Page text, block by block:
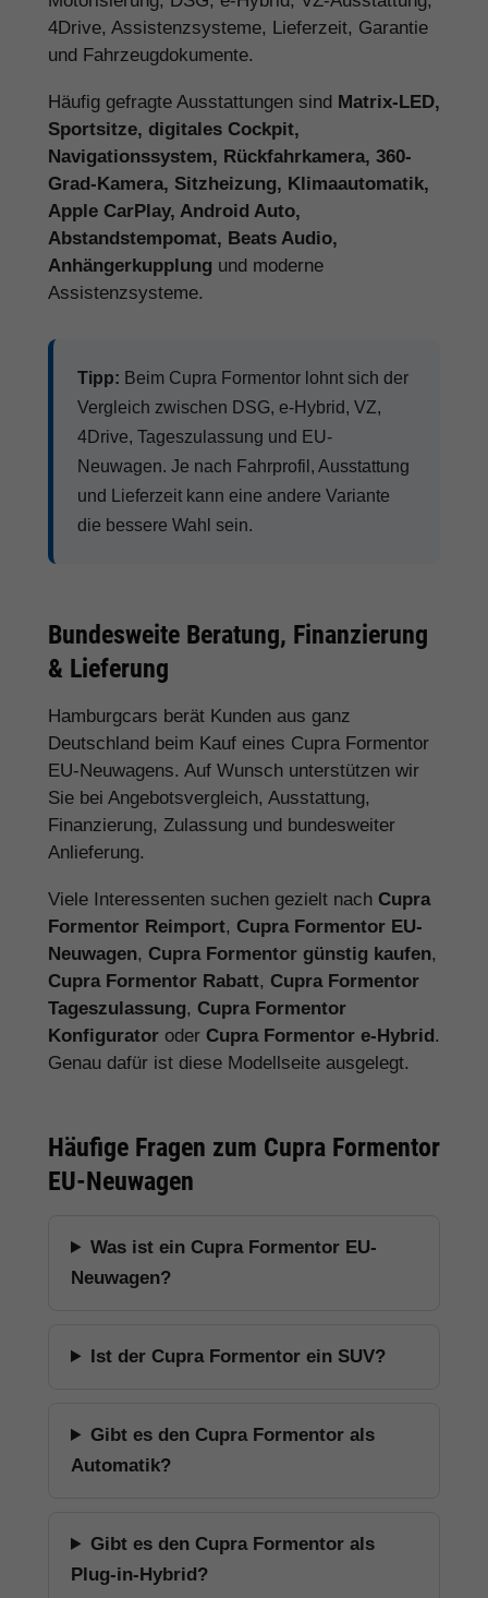
4Drive, Assistenzsysteme, Lieferzeit, Garantie
und Fahrzeugdokumente.
Häufig gefragte Ausstattungen sind Matrix-LED,
Sportsitze, digitales Cockpit,
Navigationssystem, Rückfahrkamera, 360-
Grad-Kamera, Sitzheizung, Klimaautomatik,
Apple CarPlay, Android Auto,
Abstandstempomat, Beats Audio,
Anhängerkupplung und moderne
Assistenzsysteme.
Tipp: Beim Cupra Formentor lohnt sich der
Vergleich zwischen DSG, e-Hybrid, VZ,
4Drive, Tageszulassung und EU-
Neuwagen. Je nach Fahrprofil, Ausstattung
und Lieferzeit kann eine andere Variante
die bessere Wahl sein.
Bundesweite Beratung, Finanzierung
& Lieferung
Hamburgcars berät Kunden aus ganz
Deutschland beim Kauf eines Cupra Formentor
EU-Neuwagens. Auf Wunsch unterstützen wir
Sie bei Angebotsvergleich, Ausstattung,
Finanzierung, Zulassung und bundesweiter
Anlieferung.
Viele Interessenten suchen gezielt nach Cupra
Formentor Reimport, Cupra Formentor EU-
Neuwagen, Cupra Formentor günstig kaufen,
Cupra Formentor Rabatt, Cupra Formentor
Tageszulassung, Cupra Formentor
Konfigurator oder Cupra Formentor e-Hybrid.
Genau dafür ist diese Modellseite ausgelegt.
Häufige Fragen zum Cupra Formentor
EU-Neuwagen
Was ist ein Cupra Formentor EU-
Neuwagen?
Ist der Cupra Formentor ein SUV?
Gibt es den Cupra Formentor als
Automatik?
Gibt es den Cupra Formentor als
Plug-in-Hybrid?